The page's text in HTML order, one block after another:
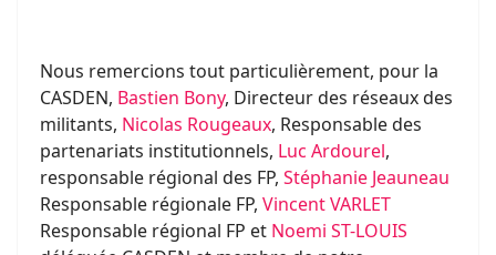
Nous remercions tout particulièrement, pour la
CASDEN, Bastien Bony, Directeur des réseaux des
militants, Nicolas Rougeaux, Responsable des
partenariats institutionnels, Luc Ardourel,
responsable régional des FP, Stéphanie Jeauneau
Responsable régionale FP, Vincent VARLET
Responsable régional FP et Noemi ST-LOUIS